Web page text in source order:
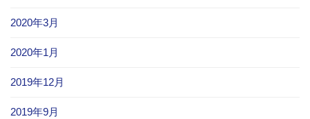
2020年3月
2020年1月
2019年12月
2019年9月